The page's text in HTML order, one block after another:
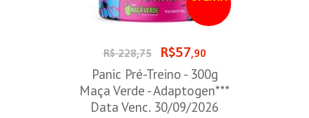
R$ 228,75 R$57,90
Panic Pré-Treino - 300g
Maça Verde - Adaptogen***
Data Venc. 30/09/2026